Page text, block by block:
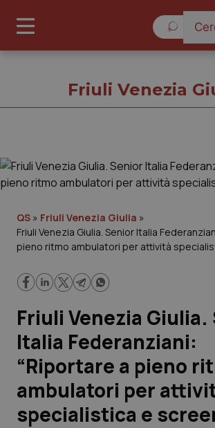
Governo e Parlamento
Regioni e Asl
Lavoro e Professioni
Scienza e Farmaci
Studi e Analisi
Lettere al direttore
Friuli Venezia
QS » Friuli Venezia Giulia »
Friuli Venezia Giulia. Senior Italia
pieno ritmo ambulatori per attività
Friuli Venezia Giulia.
Italia Federanziani:
“Riportare a pieno
ambulatori per
specialistica e